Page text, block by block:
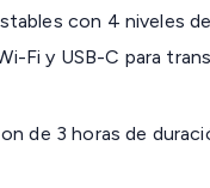
con 4 niveles
Fi y USB-C para
de 3 horas de